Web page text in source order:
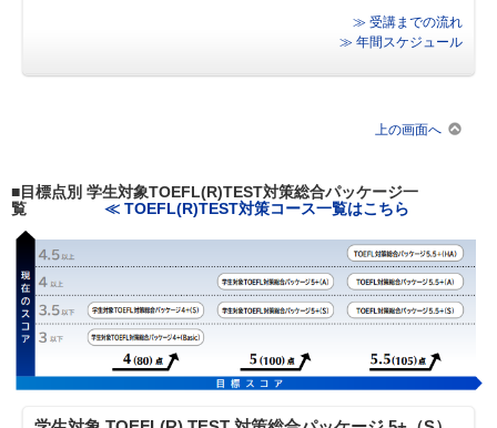
≫ 受講までの流れ
≫ 年間スケジュール
上の画面へ
■目標点別 学生対象TOEFL(R)TEST対策総合パッケージ一
覧 ≪ TOEFL(R)TEST対策コース一覧はこちら